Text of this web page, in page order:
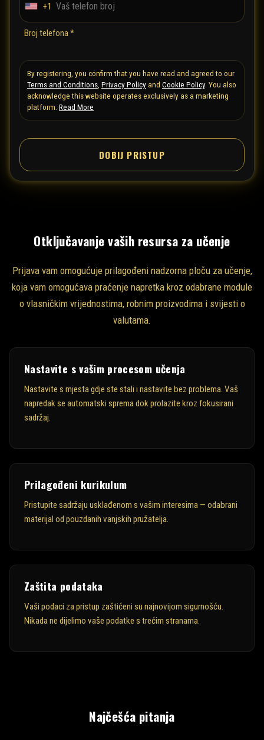
U
n
e
d
S
t
s
+1
Broj telefona *
By registering, you confirm that you have read and agreed to our
Terms and Conditions Privacy Policyand Cookie Policy. You also
acknowledge this website operates exclusively as a marketing
platform. Read More
DOBIJ PRISTUP
Otključavanje vaših resursa za učenje
Prijava vam omogućuje prilagođeni nadzorna ploču za učenje,
koja vam omogućava praćenje napretka kroz odabrane module
o vlasničkim vrijednostima, robnim proizvodima i svijesti o
valutama.
Nastavite s vašim procesom učenja
Nastavite s mjesta gdje ste stali i nastavite bez problema. Vaš
napredak se automatski sprema dok prolazite kroz fokusirani
sadržaj.
Prilagođeni kurikulum
Pristupite sadržaju usklađenom s vašim interesima — odabrani
materijal od pouzdanih vanjskih pružatelja.
Zaštita podataka
Vaši podaci za pristup zaštićeni su najnovijom sigurnošću.
Nikada ne dijelimo vaše podatke s trećim stranama.
Najčešća pitanja